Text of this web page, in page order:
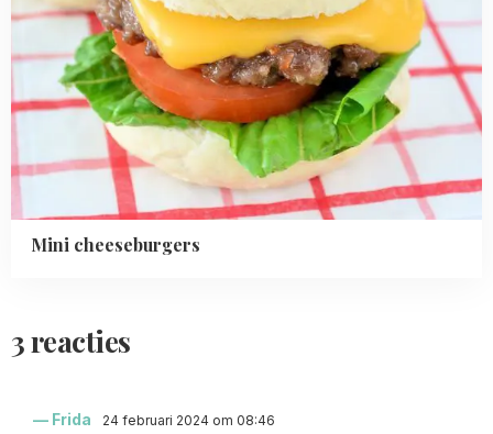
Mini cheeseburgers
3 reacties
Frida 24 februari 2024 om 08:46